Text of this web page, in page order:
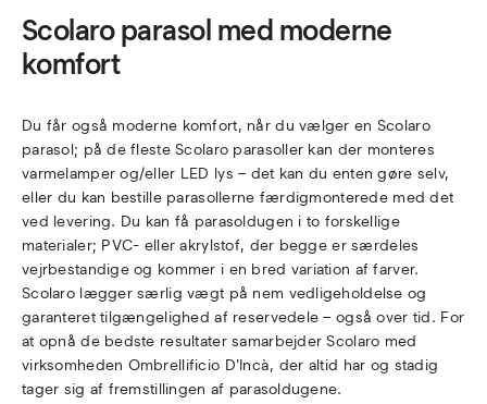
Scolaro parasol med moderne
komfort
Du får også moderne komfort, når du vælger en Scolaro
parasol; på de fleste Scolaro parasoller kan der monteres
varmelamper og/eller LED lys – det kan du enten gøre selv,
eller du kan bestille parasollerne færdigmonterede med det
ved levering. Du kan få parasoldugen i to forskellige
materialer; PVC- eller akrylstof, der begge er særdeles
vejrbestandige og kommer i en bred variation af farver.
Scolaro lægger særlig vægt på nem vedligeholdelse og
garanteret tilgængelighed af reservedele – også over tid. For
at opnå de bedste resultater samarbejder Scolaro med
virksomheden Ombrellificio D'Incà, der altid har og stadig
tager sig af fremstillingen af parasoldugene.